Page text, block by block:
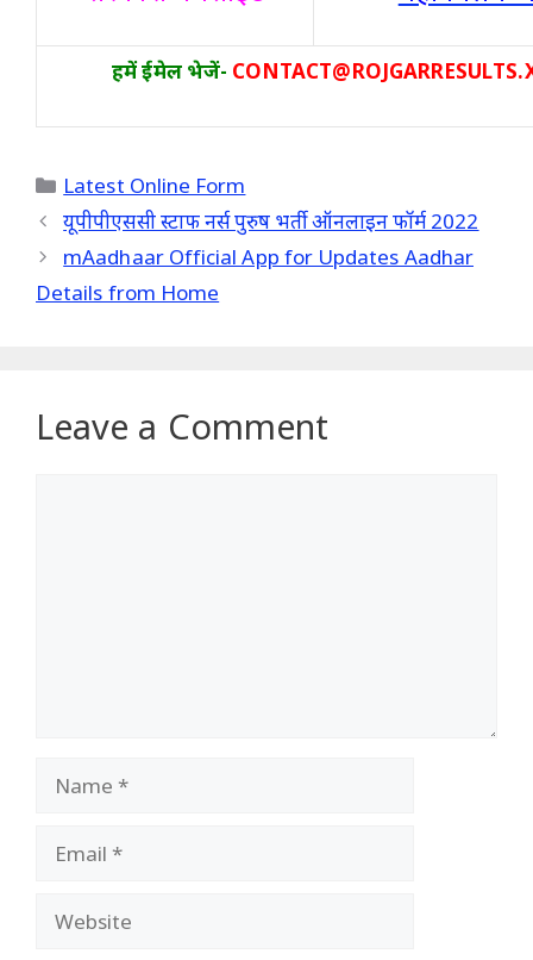
हमें ईमेल भेजें-
Categories
Latest Online Form
यूपीपीएससी स्टाफ नर्स पुरुष भर्ती ऑनलाइन फॉर्म 2022
mAadhaar Official App for Updates Aadhar
Details from Home
Leave a Comment